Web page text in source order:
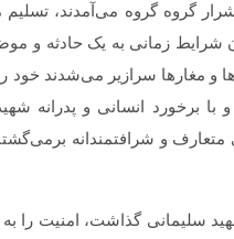
گروه گروه می‌­آمدند،
و مغارها سرازیر می‌­شدند خود
با برخورد انسانی و پدرانه
و شرافتمندانه
شهید سلیمانی گذاشت، امنیت